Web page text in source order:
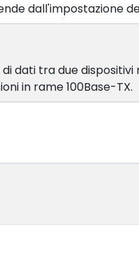
dall'impostazione
dati tra due dispositivi
in rame 100Base-TX.